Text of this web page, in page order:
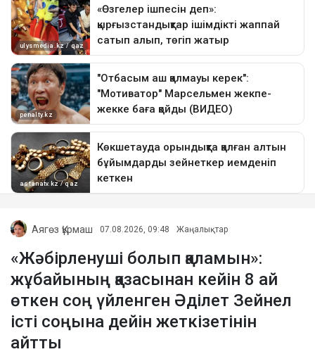
Аягөз Құрмаш 07.08.2026, 09:48 Жаңалықтар
«Жәбірленуші болып қаламын»:
жұбайының қазасынан кейін 8 ай
өткен соң үйленген Әділет Зейнел
істі соңына дейін жеткізетінін
айтты